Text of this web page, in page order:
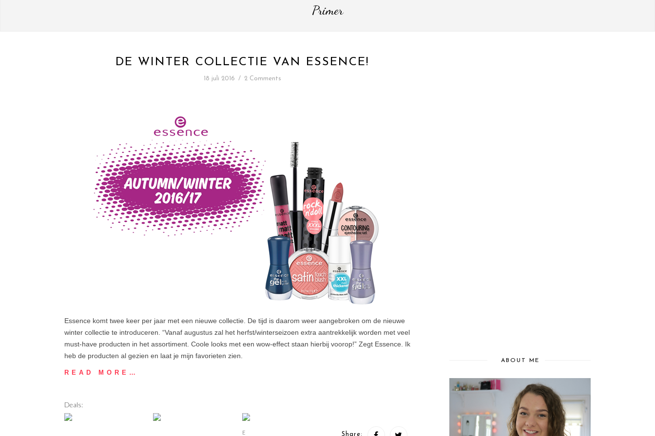
Primer
DE WINTER COLLECTIE VAN ESSENCE!
18 juli 2016 / 2 Comments
Essence komt twee keer per jaar met een nieuwe collectie. De tijd is daarom weer aangebroken om de nieuwe
winter collectie te introduceren. “Vanaf augustus zal het herfst/winterseizoen extra aantrekkelijk worden met veel
must-have producten in het assortiment. Coole looks met een wow-effect staan hierbij voorop!” Zegt Essence. Ik
heb de producten al gezien en laat je mijn favorieten zien.
READ MORE…
Deals:
E Share:
ABOUT ME